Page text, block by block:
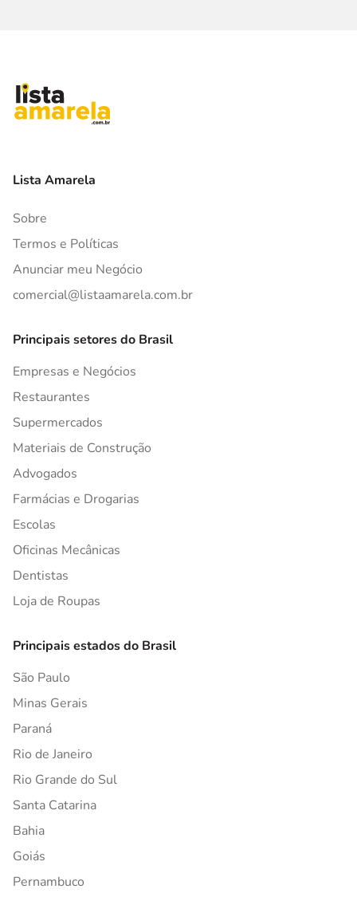
Lista Amarela
Sobre
Termos e Políticas
Anunciar meu Negócio
comercial@listaamarela.com.br
Principais setores do Brasil
Empresas e Negócios
Restaurantes
Supermercados
Materiais de Construção
Advogados
Farmácias e Drogarias
Escolas
Oficinas Mecânicas
Dentistas
Loja de Roupas
Principais estados do Brasil
São Paulo
Minas Gerais
Paraná
Rio de Janeiro
Rio Grande do Sul
Santa Catarina
Bahia
Goiás
Pernambuco